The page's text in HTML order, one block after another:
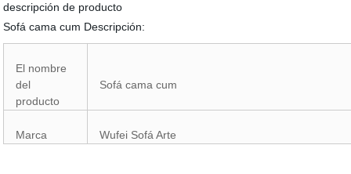
descripción de producto
Sofá cama cum Descripción:
El nombre
del
producto
Sofá cama cum
Marca Wufei Sofá Arte